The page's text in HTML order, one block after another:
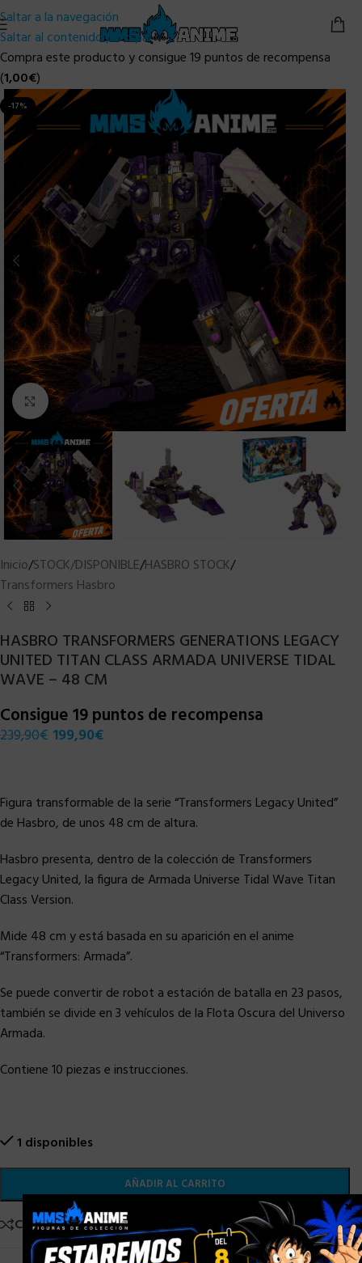
Saltar a la navegación
Saltar al contenido principal
Compra este producto y consigue 19 puntos de recompensa
(1,00€)
-17%
Clic para ampliar
Inicio/STOCK/DISPONIBLE/HASBRO STOCK/
Transformers Hasbro
HASBRO TRANSFORMERS GENERATIONS LEGACY
UNITED TITAN CLASS ARMADA UNIVERSE TIDAL
WAVE – 48 CM
Consigue 19 puntos de recompensa
239,90€ 199,90€
Figura transformable de la serie “Transformers Legacy United”
de Hasbro, de unos 48 cm de altura.
Hasbro presenta, dentro de la colección de Transformers
Legacy United, la figura de Armada Universe Tidal Wave Titan
Class Version.
Mide 48 cm y está basada en su aparición en el anime
“Transformers: Armada”.
Se puede convertir de robot a estación de batalla en 23 pasos,
también se divide en 3 vehículos de la Flota Oscura del Universo
Armada.
Contiene 10 piezas e instrucciones.
1 disponibles
AÑADIR AL CARRITO
Comparar Añadir a la lista de deseos
×